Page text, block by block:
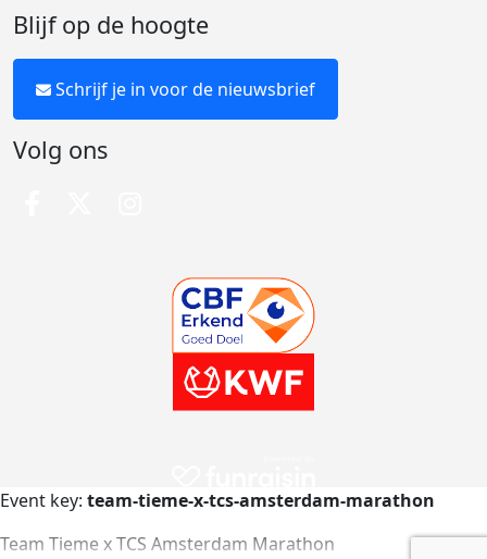
Blijf op de hoogte
Schrijf je in voor de nieuwsbrief
Volg ons
Event key: team-tieme-x-tcs-amsterdam-marathon
Team Tieme x TCS Amsterdam Marathon